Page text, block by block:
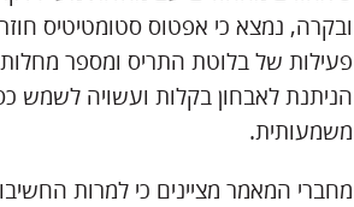
ובקרה, נמצא כי אפטוס סטומטיטיס
פעילות של בלוטת התריס ומספר
הניתנת לאבחון בקלות ועשויה לשמש
משמעותית.
מחברי המאמר מציינים כי למרות